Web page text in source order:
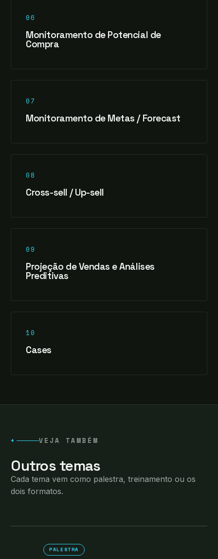
06
Monitoramento de Potencial de
Compra
07
Monitoramento de Metas / Forecast
08
Cross-sell / Up-sell
09
Projeção de Vendas e Análises
Preditivas
10
Cases
+ VEJA TAMBÉM
Outros temas
Cada tema vem como palestra, treinamento ou os
dois formatos.
PALESTRA